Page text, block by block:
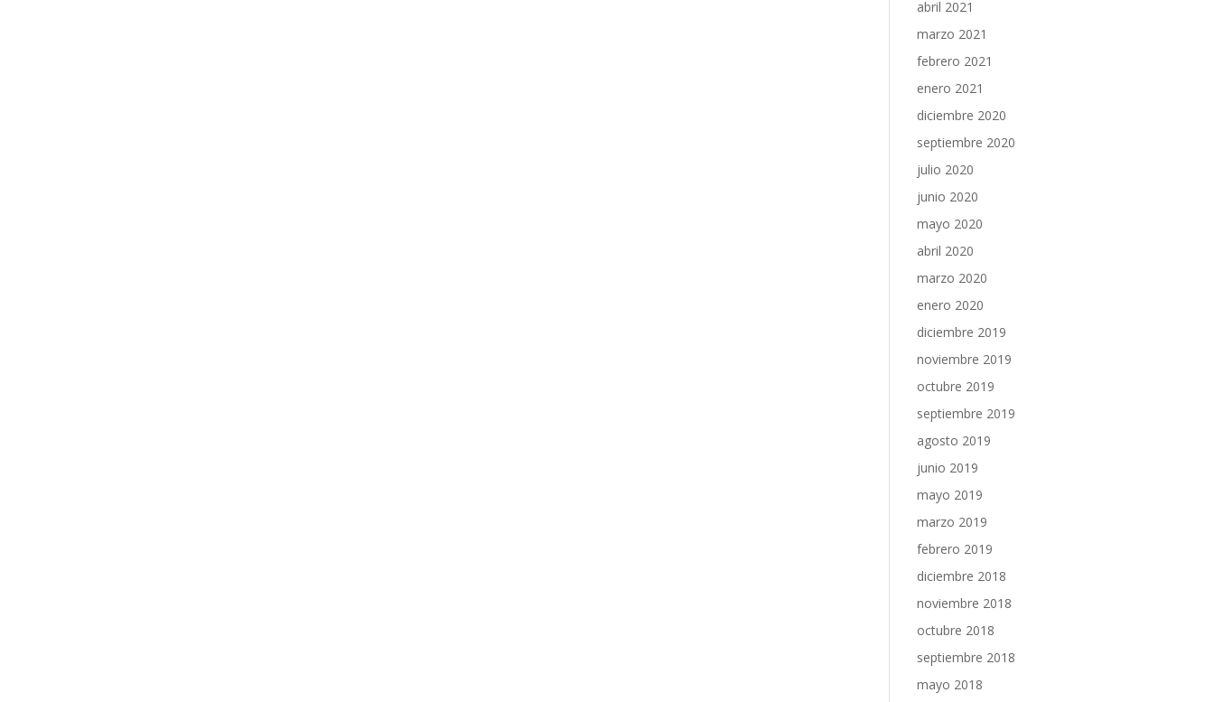
abril 2021
marzo 2021
febrero 2021
enero 2021
diciembre 2020
septiembre 2020
julio 2020
junio 2020
mayo 2020
abril 2020
marzo 2020
enero 2020
diciembre 2019
noviembre 2019
octubre 2019
septiembre 2019
agosto 2019
junio 2019
mayo 2019
marzo 2019
febrero 2019
diciembre 2018
noviembre 2018
octubre 2018
septiembre 2018
mayo 2018